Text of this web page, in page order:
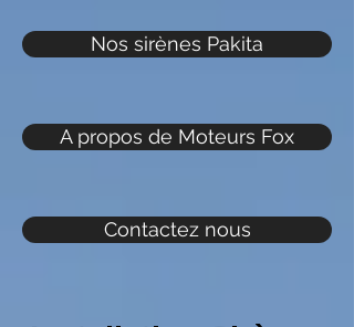
Nos sirènes Pakita
A propos de Moteurs Fox
Contactez nous